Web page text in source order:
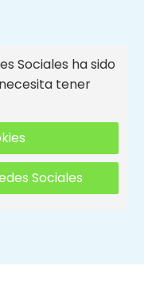
Sociales ha sido
tener
Sociales